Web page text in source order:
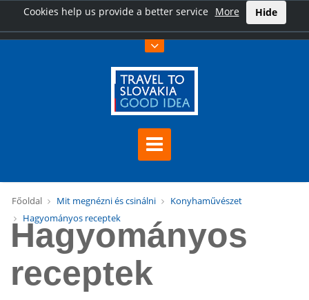
Cookies help us provide a better service More Hide
Főoldal Mit megnézni és csinálni
Konyhaművészet
Hagyományos receptek
Hagyományos
receptek